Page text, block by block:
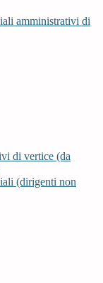
amministrativi di
di vertice (da
(dirigenti non